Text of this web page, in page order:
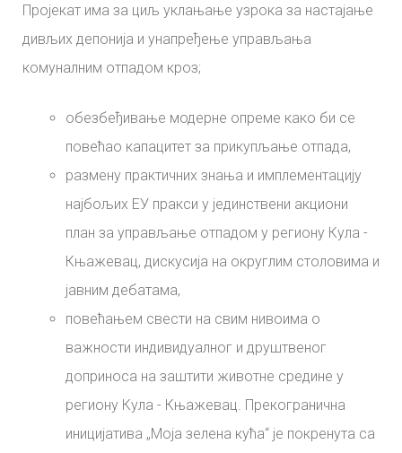
Пројекат има за циљ уклањање узрока за настајање
дивљих депонија и унапређење управљања
комуналним отпадом кроз;
обезбеђивање модерне опреме како би се
повећао капацитет за прикупљање отпада,
размену практичних знања и имплементацију
најбољих ЕУ пракси у јединствени акциони
план за управљање отпадом у региону Кула -
Књажевац, дискусија на округлим столовима и
јавним дебатама,
повећањем свести на свим нивоима о
важности индивидуалног и друштвеног
доприноса на заштити животне средине у
региону Кула - Књажевац. Прекогранична
иницијатива „Моја зелена кућа“ је покренута са